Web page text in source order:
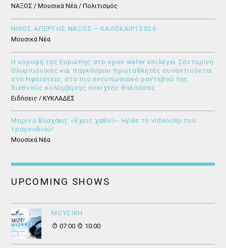
ΝΑΞΟΣ / Μουσικά Νέα / Πολιτισμός
ΝΙΚΟΣ ΑΠΕΡΓΗΣ ΝΑΞΟΣ – ΚΑΛΟΚΑΙΡΙ 2026
Μουσικά Νέα
Η κορυφή της Ευρώπης στο open water επιλέγει Σαντορίνη
Ολυμπιονίκες και παγκόσμιοι πρωταθλητές συναντιούνται
στο Ηφαίστειο, στο πιο εντυπωσιακό ραντεβού της
διεθνούς κολύμβησης ανοιχτής θάλασσας
Ειδήσεις / ΚΥΚΛΑΔΕΣ
Μαρίνα Βλαχάκη: «Έχεις χαθεί»- Ήρθε το videoclip του
τραγουδιού!
Μουσικά Νέα
UPCOMING SHOWS
ΜΟΥΣΙΚΗ
07:00
10:00